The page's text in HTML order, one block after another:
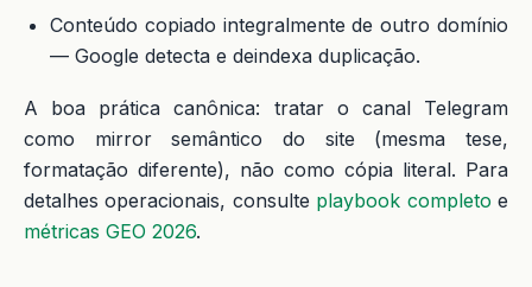
Conteúdo copiado integralmente de outro domínio
— Google detecta e deindexa duplicação.
A boa prática canônica: tratar o canal Telegram
como mirror semântico do site (mesma tese,
formatação diferente), não como cópia literal. Para
detalhes operacionais, consulte playbook completo e
métricas GEO 2026.